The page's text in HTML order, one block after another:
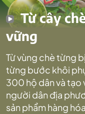
Từ cây
vững
Từ vùng chè từng
từng bước khôi
300 hộ dân và tạo
người dân địa
sản phẩm hàng